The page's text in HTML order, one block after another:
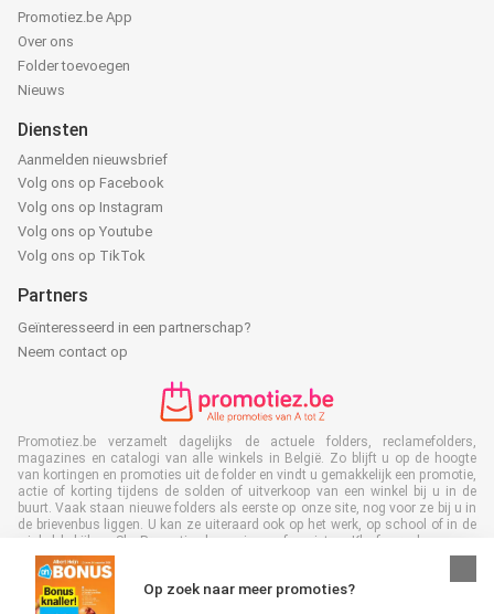
Op zoek naar meer promoties?
Promotiez.be App
Over ons
Folder toevoegen
Nieuws
Diensten
Aanmelden nieuwsbrief
Volg ons op Facebook
Volg ons op Instagram
Volg ons op Youtube
Volg ons op TikTok
Partners
Geïnteresseerd in een partnerschap?
Neem contact op
Promotiez.be verzamelt dagelijks de actuele folders, reclamefolders,
magazines en catalogi van alle winkels in België. Zo blijft u op de hoogte
van kortingen en promoties uit de folder en vindt u gemakkelijk een promotie,
actie of korting tijdens de solden of uitverkoop van een winkel bij u in de
buurt. Vaak staan nieuwe folders als eerste op onze site, nog voor ze bij u in
de brievenbus liggen. U kan ze uiteraard ook op het werk, op school of in de
winkel bekijken. Sla Promotiez.be op in uw favorieten. Kleef vervolgens een
nee/nee sticker op uw brievenbus en bespaar veel tijd en geld.Bovendien
levert u met het lezen van digitale reclamefolders ook een bijdrage aan het
terugdringen van papierafval. Dus het is ook goed voor het milieu!